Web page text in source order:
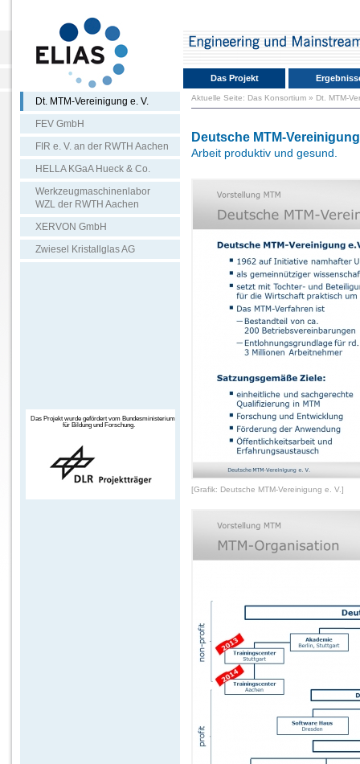
Das Projekt
Dt. MTM-Vereinigung e. V.
FEV GmbH
FIR e. V. an der RWTH Aachen
HELLA KGaA Hueck & Co.
Werkzeugmaschinenlabor
WZL der RWTH Aachen
XERVON GmbH
Zwiesel Kristallglas AG
Das Projekt wurde gefördert vom Bundesministerium
für Bildung und Forschung.
Aktuelle Seite: Das Konsortium » Dt. MTM-
Deutsche MTM-
Arbeit produktiv und gesund.
[Grafik: Deutsche MTM-Vereinigung e. V.]